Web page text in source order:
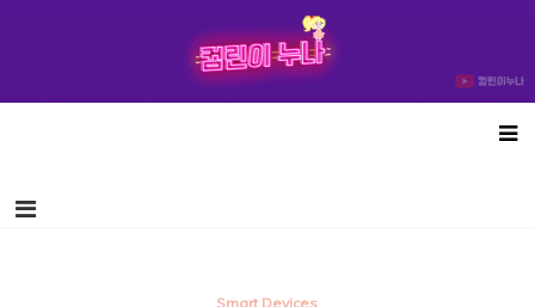
Smart Devices